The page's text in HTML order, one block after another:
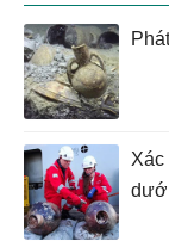
Xác